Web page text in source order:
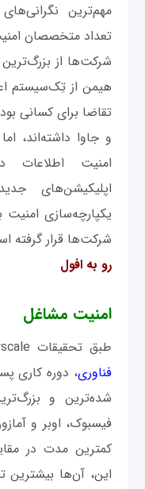
مهم‌ترین
تعداد متخصصان
شرکت‌ها از
هیمن از تِک‌سیستم
تقاضا برای کسانی
و جاوا داشته‌اند،
امنیت اطلاعات
اپلیکیشن‌های
یکپارچه‌سازی امنیت
شرکت‌ها قرار گرفته
رو به افول
امنیت مشاغل
طبق تحقیقات Payscale درخصوص
فناوری، دوره کاری
‌شده‌ترین و
کمترین مدت در
این، آن‌ها بیشترین